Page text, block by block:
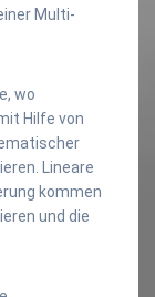
Multi-
wo
Hilfe von
Lineare
kommen
und die